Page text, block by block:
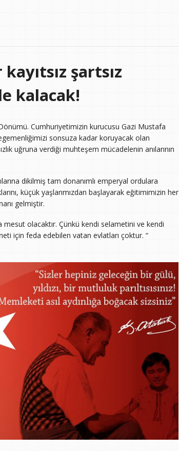
şartsız
kalacak!
Cumhuriyetimizin kurucusu Gazi Mustafa
sonsuza kadar koruyacak olan
uğruna verdiği muhteşem mücadelenin anılarının
dikilmiş tam donanımlı emperyal ordulara
küçük yaşlarımızdan başlayarak eğitimimizin her
gelmiştir.
olacaktır. Çünkü kendi selametini ve kendi
için feda edebilen vatan evlatları çoktur. “